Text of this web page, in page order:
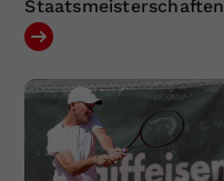
Staatsmeisterschaften